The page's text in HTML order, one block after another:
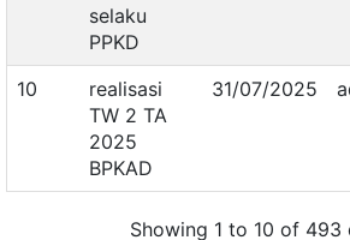
selaku
PPKD
10
realisasi
TW 2 TA
2025
BPKAD
31/07/2025
Showing 1 to 10 of 493